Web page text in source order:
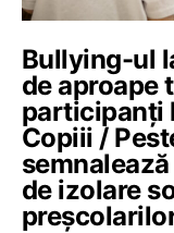
Bullying-ul
de aproape
participanți
Copiii /
de izolare